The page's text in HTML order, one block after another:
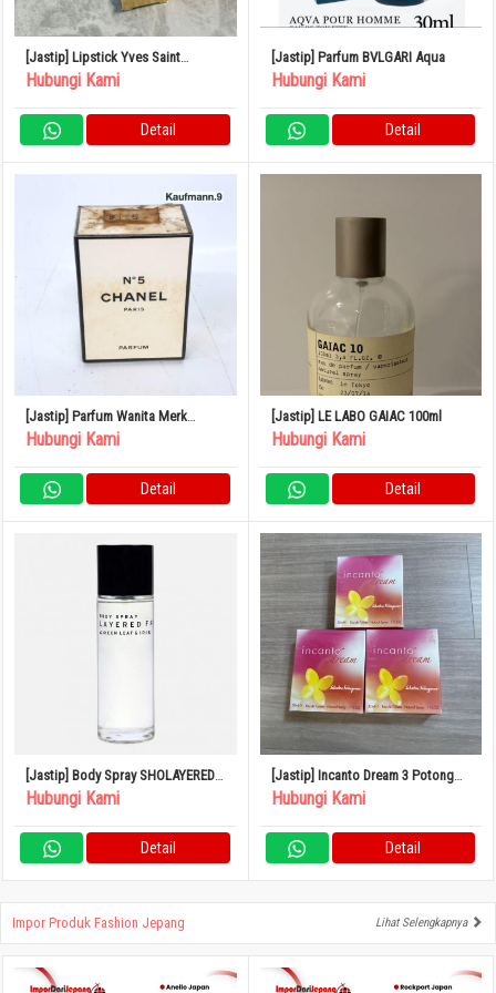
[Jastip] Lipstick Yves Saint
Laurent
Hubungi Kami
Detail
[Jastip] Parfum BVLGARI Aqua
Hubungi Kami
Detail
[Jastip] Parfum Wanita Merk
CHANEL No.5
Hubungi Kami
Detail
[Jastip] LE LABO GAIAC 100ml
Hubungi Kami
Detail
[Jastip] Body Spray SHOLAYERED
100ml
Hubungi Kami
Detail
[Jastip] Incanto Dream 3 Potong
Set Parfum
Hubungi Kami
Detail
Impor Produk Fashion Jepang Lihat Selengkapnya